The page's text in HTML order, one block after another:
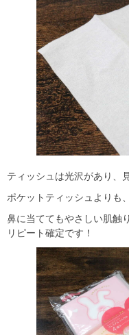
ティッシュは光沢があり、
ポケットティッシュよりも
鼻に当ててもやさしい肌触
リピート確定です！